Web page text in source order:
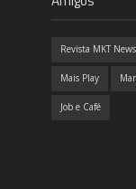
Revista MKT News
Mais Play
Job e Café